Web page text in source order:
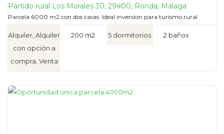
Partido rural Los Morales 30, 29400, Ronda, Málaga
Parcela 6000 m2 con dos casas. Ideal inversion para turismo rural
Alquiler, Alquiler
con opción a
compra, Venta
200 m2 5 dormitorios 2 baños